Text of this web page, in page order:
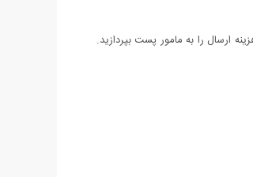
ارسال را به مامور پست بپردازید.